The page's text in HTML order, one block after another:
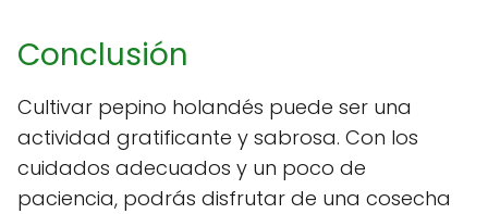
Conclusión
Cultivar pepino holandés puede ser una
actividad gratificante y sabrosa. Con los
cuidados adecuados y un poco de
paciencia, podrás disfrutar de una cosecha